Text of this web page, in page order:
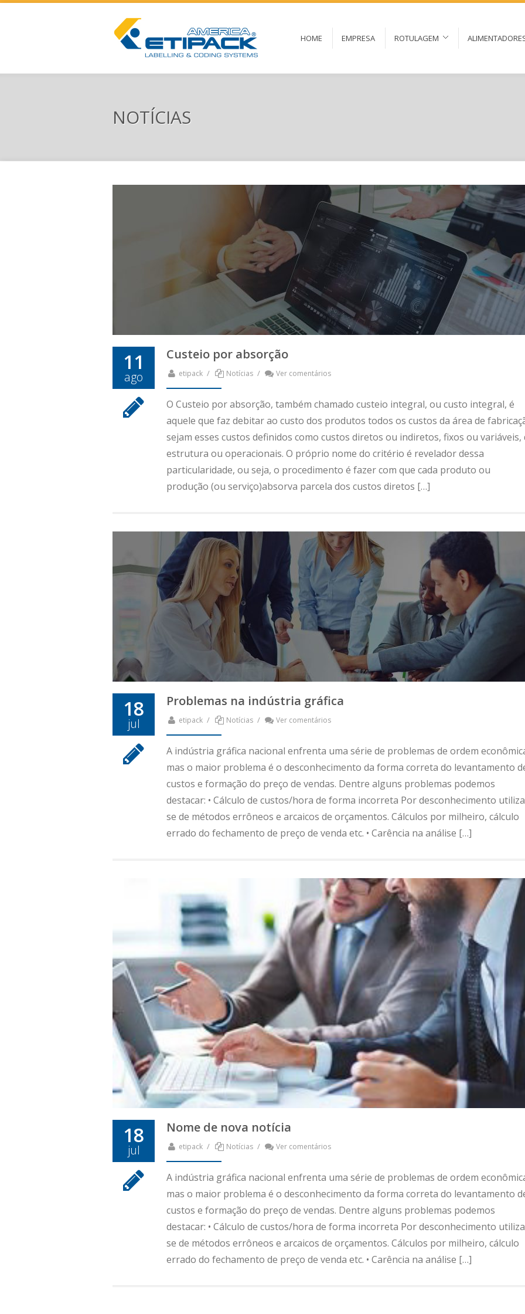
HOME EMPRESA ROTULAGEM
NOTÍCIAS
11
ago
Custeio por absorção
etipack / Notícias / Ver comentários
O Custeio por absorção, também chamado custeio integral, ou custo integral, é
aquele que faz debitar ao custo dos produtos todos os custos da área de
sejam esses custos definidos como custos diretos ou indiretos, fixos ou variáveis,
estrutura ou operacionais. O próprio nome do critério é revelador dessa
particularidade, ou seja, o procedimento é fazer com que cada produto ou
produção (ou serviço)absorva parcela dos custos diretos […]
18
jul
Problemas na indústria gráfica
etipack / Notícias / Ver comentários
A indústria gráfica nacional enfrenta uma série de problemas de ordem
mas o maior problema é o desconhecimento da forma correta do levantamento
custos e formação do preço de vendas. Dentre alguns problemas podemos
destacar: • Cálculo de custos/hora de forma incorreta Por desconhecimento
se de métodos errôneos e arcaicos de orçamentos. Cálculos por milheiro, cálculo
errado do fechamento de preço de venda etc. • Carência na análise […]
18
jul
Nome de nova notícia
etipack / Notícias / Ver comentários
A indústria gráfica nacional enfrenta uma série de problemas de ordem
mas o maior problema é o desconhecimento da forma correta do levantamento
custos e formação do preço de vendas. Dentre alguns problemas podemos
destacar: • Cálculo de custos/hora de forma incorreta Por desconhecimento
se de métodos errôneos e arcaicos de orçamentos. Cálculos por milheiro, cálculo
errado do fechamento de preço de venda etc. • Carência na análise […]